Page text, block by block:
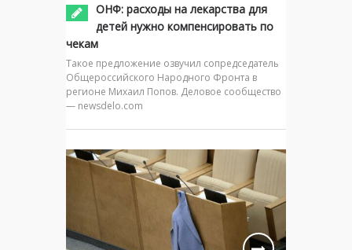
ОНФ: расходы на лекарства для
детей нужно компенсировать по
чекам
Такое предложение озвучил сопредседатель
Общероссийского Народного Фронта в
регионе Михаил Попов. Деловое сообщество
— newsdelo.com